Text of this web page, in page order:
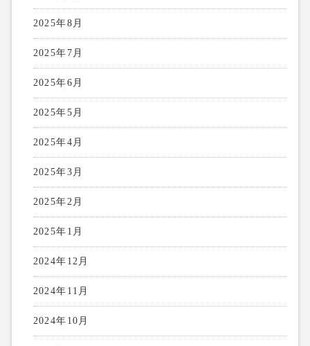
2025年8月
2025年7月
2025年6月
2025年5月
2025年4月
2025年3月
2025年2月
2025年1月
2024年12月
2024年11月
2024年10月